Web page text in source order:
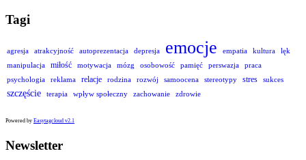
Tagi
agresja atrakcyjność autoprezentacja depresja emocje empatia kultura
lęk
manipulacja
miłość motywacja mózg osobowość pamięć perswazja
praca
psychologia
reklama relacje rodzina rozwój samoocena stereotypy stres sukces
szczęście terapia wpływ społeczny zachowanie zdrowie
Powered by Easytagcloud v2.1
Newsletter